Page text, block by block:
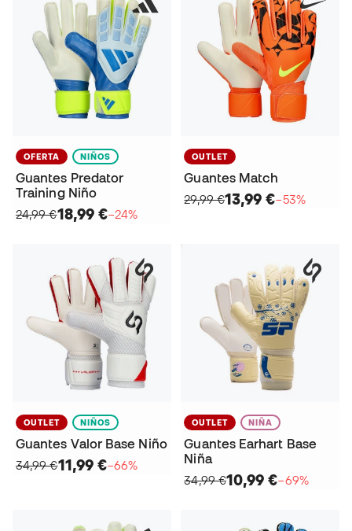
OFERTA NIÑOS
Guantes Predator
Training Niño
24,99 €18,99 €−24%
OUTLET
Guantes Match
29,99 €13,99 €−53%
OUTLET NIÑOS
Guantes Valor Base Niño
34,99 €11,99 €−66%
OUTLET NIÑA
Guantes Earhart Base
Niña
34,99 €10,99 €−69%